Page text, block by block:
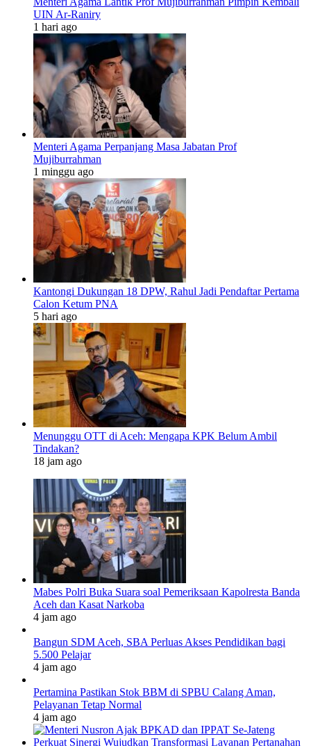
UIN Ar-Raniry
1 hari ago
Menteri Agama Perpanjang Masa Jabatan Prof
Mujiburrahman
1 minggu ago
Kantongi Dukungan 18 DPW, Rahul Jadi Pendaftar Pertama
Calon Ketum PNA
5 hari ago
Menunggu OTT di Aceh: Mengapa KPK Belum Ambil
Tindakan?
18 jam ago
Mabes Polri Buka Suara soal Pemeriksaan Kapolresta Banda
Aceh dan Kasat Narkoba
4 jam ago
Bangun SDM Aceh, SBA Perluas Akses Pendidikan bagi
5.500 Pelajar
4 jam ago
Pertamina Pastikan Stok BBM di SPBU Calang Aman,
Pelayanan Tetap Normal
4 jam ago